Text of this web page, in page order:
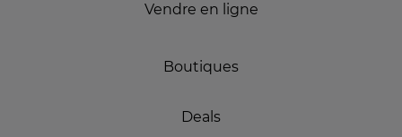
Vendre en ligne
Boutiques
Deals